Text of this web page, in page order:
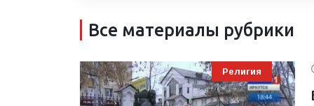
Все материалы рубрики
Религия